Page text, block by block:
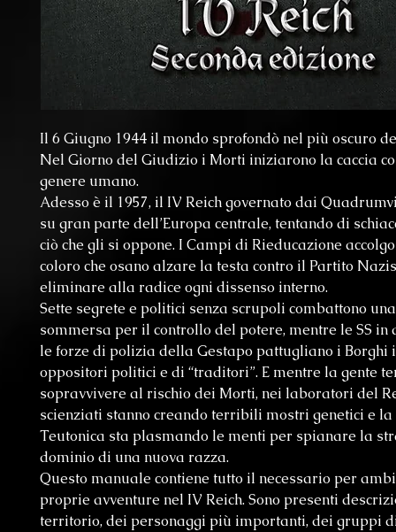
Il 6 Giugno 1944 il mondo sprofondò nel più oscuro
Nel Giorno del Giudizio i Morti iniziarono la caccia
genere umano.
Adesso è il 1957, il IV Reich governato dai
su gran parte dell’Europa centrale, tentando di
ciò che gli si oppone. I Campi di Rieducazione
coloro che osano alzare la testa contro il Partito
eliminare alla radice ogni dissenso interno.
Sette segrete e politici senza scrupoli combattono
sommersa per il controllo del potere, mentre le SS in
le forze di polizia della Gestapo pattugliano i Borghi
oppositori politici e di “traditori”. E mentre la gente
sopravvivere al rischio dei Morti, nei laboratori del
scienziati stanno creando terribili mostri genetici e la
Teutonica sta plasmando le menti per spianare la
dominio di una nuova razza.
Questo manuale contiene tutto il necessario per
proprie avventure nel IV Reich. Sono presenti
territorio, dei personaggi più importanti, dei gruppi